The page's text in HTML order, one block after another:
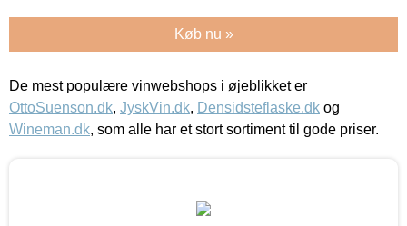
Køb nu »
De mest populære vinwebshops i øjeblikket er
OttoSuenson.dk, JyskVin.dk, Densidsteflaske.dk og
Wineman.dk, som alle har et stort sortiment til gode priser.